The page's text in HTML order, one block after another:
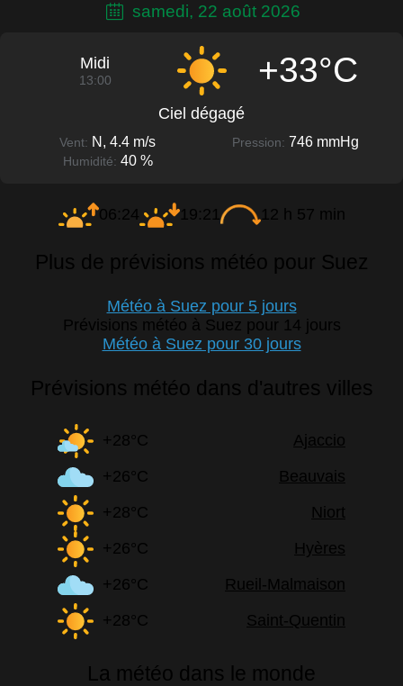
samedi, 22 août 2026
Midi
13:00 +33°C
Ciel dégagé
Vent: N, 4.4 m/s Pression: 746 mmHg
Humidité: 40 %
06:24 19:21 12 h 57 min
Plus de prévisions météo pour Suez
Météo à Suez pour 5 jours
Prévisions météo à Suez pour 14 jours
Météo à Suez pour 30 jours
Prévisions météo dans d'autres villes
+28°C
Ajaccio
+26°C
Beauvais
+28°C
Niort
+26°C
Hyères
+26°C
Rueil-Malmaison
+28°C
Saint-Quentin
La météo dans le monde